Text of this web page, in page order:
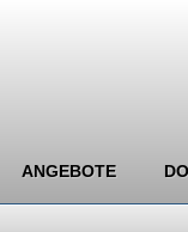
ANGEBOTE